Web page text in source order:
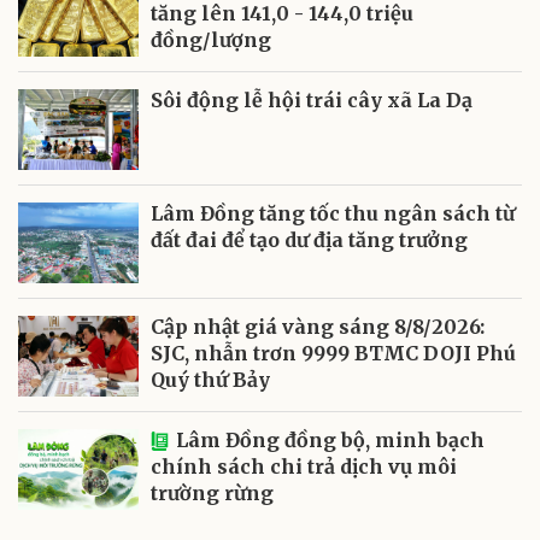
tăng lên 141,0 - 144,0 triệu
đồng/lượng
Sôi động lễ hội trái cây xã La Dạ
Lâm Đồng tăng tốc thu ngân sách từ
đất đai để tạo dư địa tăng trưởng
Cập nhật giá vàng sáng 8/8/2026:
SJC, nhẫn trơn 9999 BTMC DOJI Phú
Quý thứ Bảy
Lâm Đồng đồng bộ, minh bạch
chính sách chi trả dịch vụ môi
trường rừng